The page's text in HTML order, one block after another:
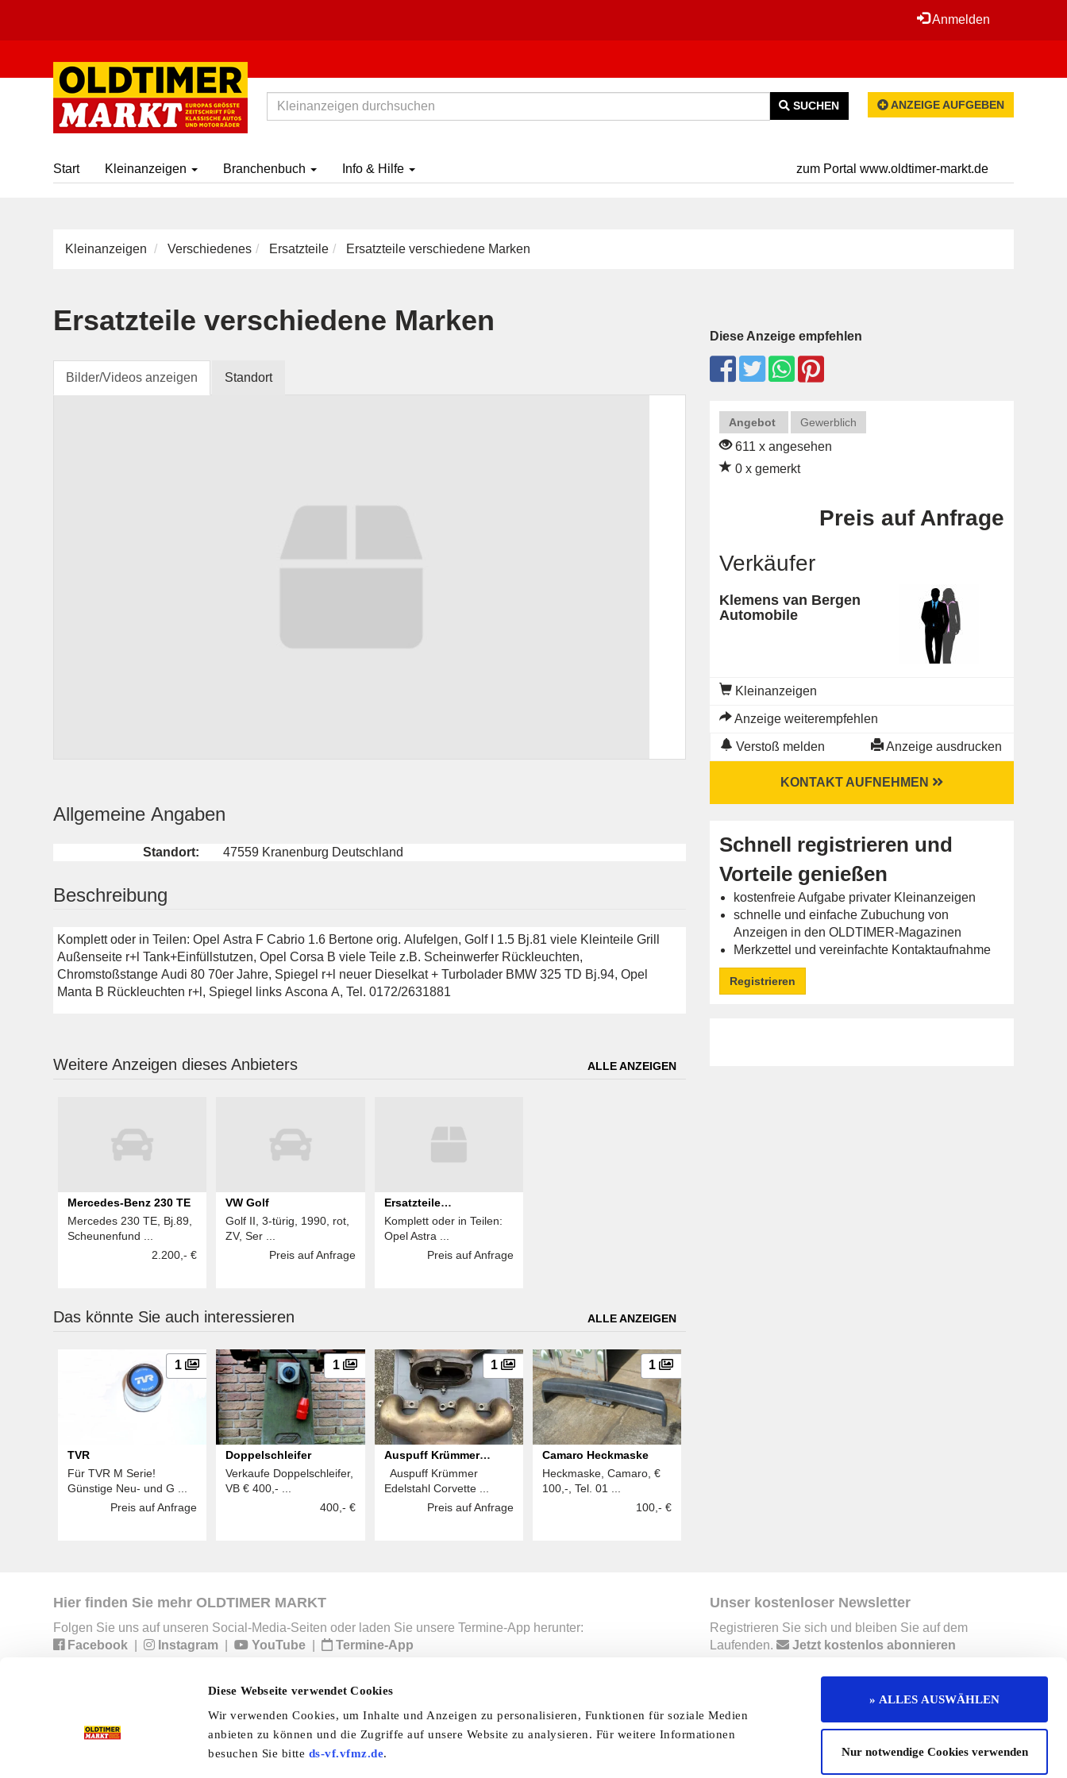
Diese Webseite verwendet Cookies
Wir verwenden Cookies, um Inhalte und Anzeigen zu personalisieren, Funktionen für soziale Medien
anbieten zu können und die Zugriffe auf unsere Website zu analysieren. Für weitere Informationen
besuchen Sie bitte ds-vf.vfmz.de.
» ALLES AUSWÄHLEN
Nur notwendige Cookies verwenden
Anmelden
SUCHEN ANZEIGE AUFGEBEN
Start Kleinanzeigen Branchenbuch Info & Hilfe zum Portal www.oldtimer-markt.de
Kleinanzeigen Verschiedenes Ersatzteile Ersatzteile verschiedene Marken
Ersatzteile verschiedene Marken
Bilder/Videos anzeigen Standort
Allgemeine Angaben
Standort: 47559 Kranenburg Deutschland
Beschreibung
Komplett oder in Teilen: Opel Astra F Cabrio 1.6 Bertone orig. Alufelgen, Golf I 1.5 Bj.81 viele Kleinteile Grill
Außenseite r+l Tank+Einfüllstutzen, Opel Corsa B viele Teile z.B. Scheinwerfer Rückleuchten,
Chromstoßstange Audi 80 70er Jahre, Spiegel r+l neuer Dieselkat + Turbolader BMW 325 TD Bj.94, Opel
Manta B Rückleuchten r+l, Spiegel links Ascona A, Tel. 0172/2631881
Weitere Anzeigen dieses Anbieters ALLE ANZEIGEN
Mercedes-Benz 230 TE
Mercedes 230 TE, Bj.89,
Scheunenfund ...
2.200,- €
VW Golf
Golf II, 3-türig, 1990, rot,
ZV, Ser ...
Preis auf Anfrage
Ersatzteile
verschiedene Marken
Komplett oder in Teilen:
Opel Astra ...
Preis auf Anfrage
Das könnte Sie auch interessieren ALLE ANZEIGEN
1
TVR
Für TVR M Serie!
Günstige Neu- und G ...
Preis auf Anfrage
1
Doppelschleifer
Verkaufe Doppelschleifer,
VB € 400,- ...
400,- €
1
Auspuff Krümmer
Edelstahl Corvette C6
Auspuff Krümmer
Edelstahl Corvette ...
Preis auf Anfrage
1
Camaro Heckmaske
Heckmaske, Camaro, €
100,-, Tel. 01 ...
100,- €
Diese Anzeige empfehlen
Angebot Gewerblich
611 x angesehen
0 x gemerkt
Preis auf Anfrage
Verkäufer
Klemens van Bergen
Automobile
Kleinanzeigen
Anzeige weiterempfehlen
Verstoß melden Anzeige ausdrucken
KONTAKT AUFNEHMEN
Schnell registrieren und
Vorteile genießen
kostenfreie Aufgabe privater Kleinanzeigen
schnelle und einfache Zubuchung von
Anzeigen in den OLDTIMER-Magazinen
Merkzettel und vereinfachte Kontaktaufnahme
Registrieren
Hier finden Sie mehr OLDTIMER MARKT
Folgen Sie uns auf unseren Social-Media-Seiten oder laden Sie unsere Termine-App herunter:
Facebook
Instagram YouTube Termine-App
Unser kostenloser Newsletter
Registrieren Sie sich und bleiben Sie auf dem
Laufenden.
Jetzt kostenlos abonnieren
Erscheinungskalender Info & Hilfe AGB Datenschutzerklärung Widerruf
Kleinanzeigen Abo Ratgeber